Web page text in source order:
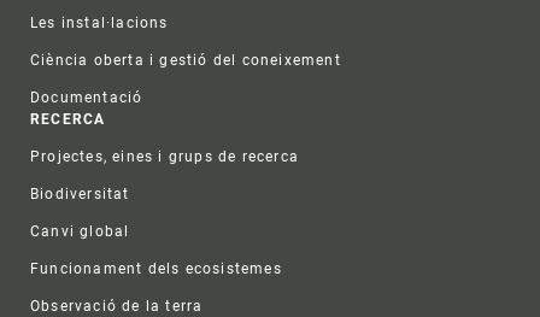
Les instal·lacions
Ciència oberta i gestió del coneixement
Documentació
RECERCA
Projectes, eines i grups de recerca
Biodiversitat
Canvi global
Funcionament dels ecosistemes
Observació de la terra